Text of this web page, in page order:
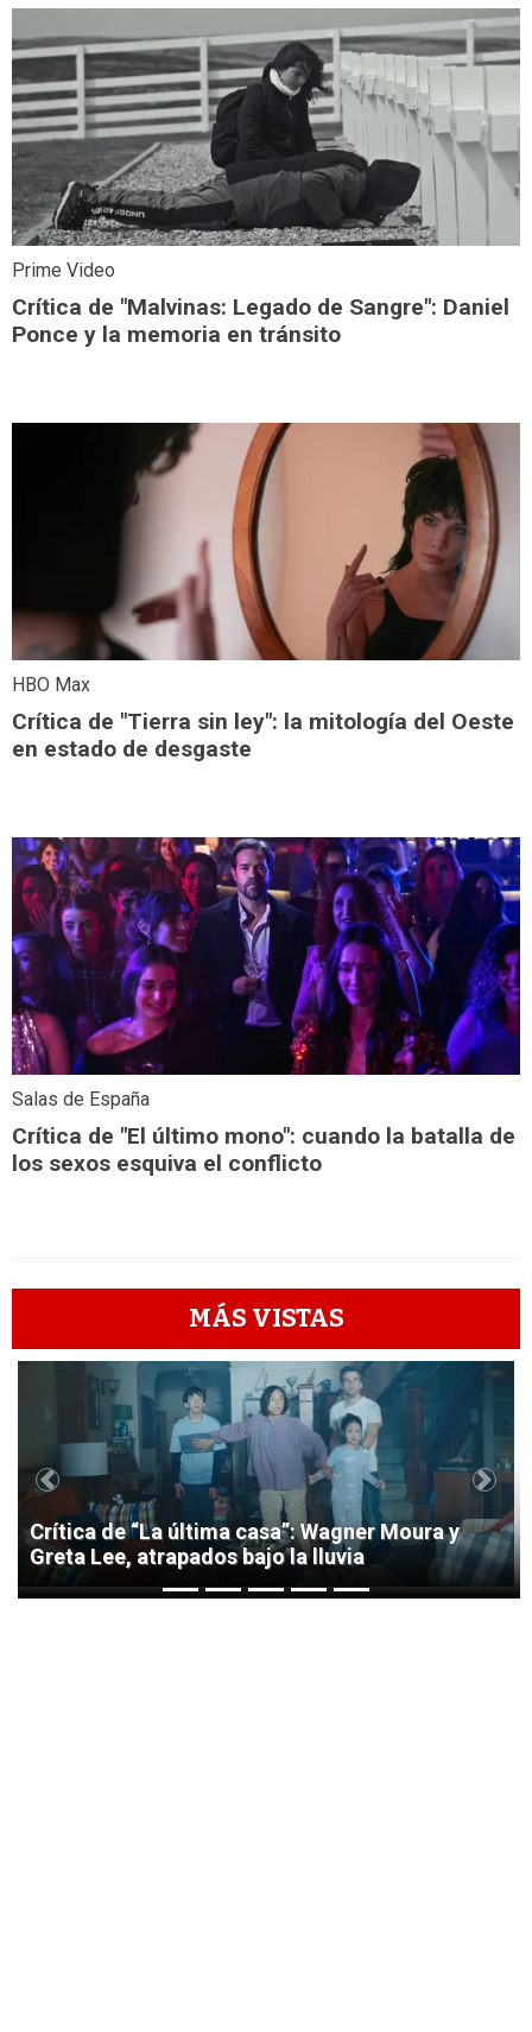
Prime Video
Crítica de "Malvinas: Legado de Sangre": Daniel
Ponce y la memoria en tránsito
HBO Max
Crítica de "Tierra sin ley": la mitología del Oeste
en estado de desgaste
Salas de España
Crítica de "El último mono": cuando la batalla de
los sexos esquiva el conflicto
MÁS VISTAS
1
Crítica de “La última casa”: Wagner Moura y
Greta Lee, atrapados bajo la lluvia
Previous Next